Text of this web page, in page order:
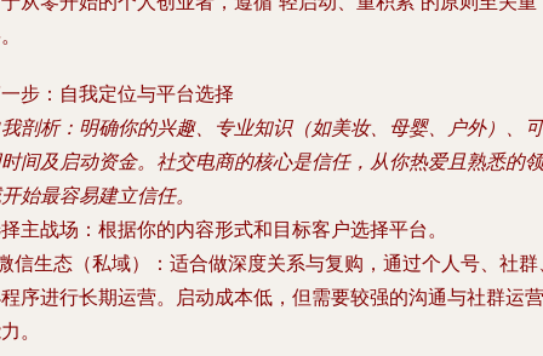
步：自我定位与平台选择
剖析：明确你的兴趣、专业知识（如美妆、母婴、户外）、可
间及启动资金。社交电商的核心是信任，从你热爱且熟悉的领
始最容易建立信任。
主战场 ：根据你的内容形式和目标客户选择平台。
信生态（私域）
：适合做深度关系与复购，通过个人号、社群
序进行长期运营。启动成本低，但需要较强的沟通与社群运营
。